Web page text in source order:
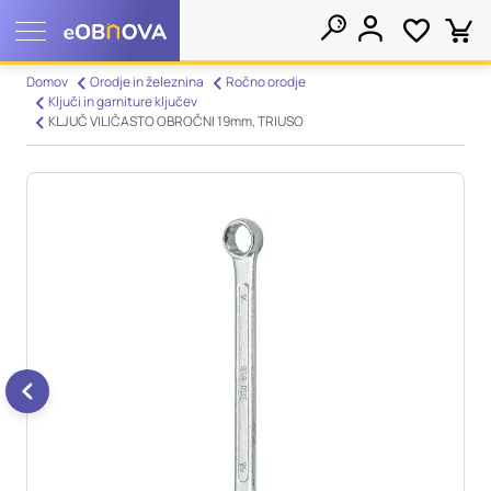
Domov Orodje in železnina
Ročno orodje
Ključi in garniture ključev
KLJUČ VILIČASTO OBROČNI 19mm, TRIUSO
Nastavitve piškotkov
Vaša zasebnost
Ko obiščete katero koli spletno mesto, mesto lahko shrani ali
piškotkov. Te informacije se lahko navezujejo na vas, vaše
nastavitve, vašo napravo ali pa skrbijo, da vaše spletno mesto
deluje v skladu z vašimi pričakovanji. Te informacije običajno
ne razkrivajo neposredno vaše identitete, vendar vam lahko
zagotovijo bolj prilagojeno spletno uporabniško izkušnjo.
Nekatere vrste piškotkov lahko zavrnete. Klikajte različna
imena kategorij, da si ogledate več informacij in spremenite
privzete nastavitve. Blokiranje določenih vrst piškotkov vpliva
na vašo uporabo tega spletnega mesta in naše storitve.